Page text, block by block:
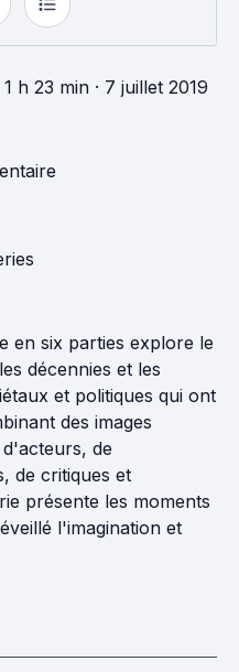
1 h 23 min · 7 juillet 2019
en six parties explore le
décennies et les
et politiques qui ont
des images
de
de critiques et
présente les moments
l'imagination et